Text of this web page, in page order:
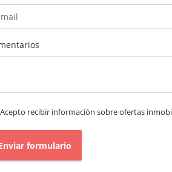
Acepto recibir información sobre ofertas
formulario